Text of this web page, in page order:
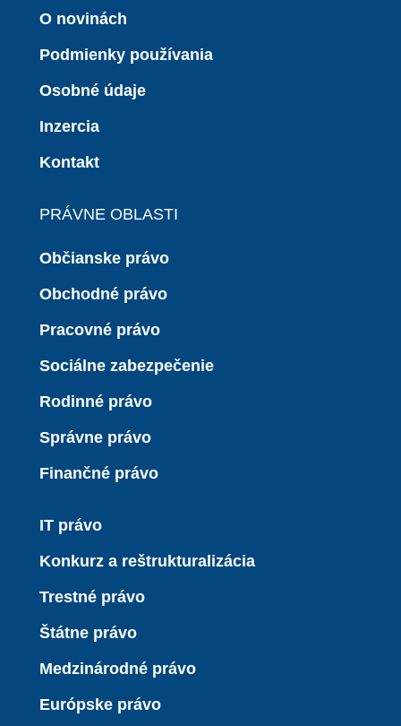
O novinách
Podmienky používania
Osobné údaje
Inzercia
Kontakt
PRÁVNE OBLASTI
Občianske právo
Obchodné právo
Pracovné právo
Sociálne zabezpečenie
Rodinné právo
Správne právo
Finančné právo
IT právo
Konkurz a reštrukturalizácia
Trestné právo
Štátne právo
Medzinárodné právo
Európske právo